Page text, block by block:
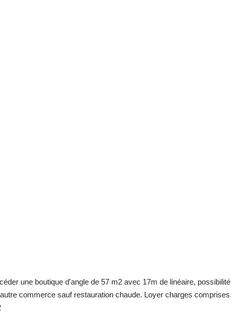
une boutique d'angle de 57 m2 avec 17m de linéaire, possibilité
commerce sauf restauration chaude. Loyer charges comprises